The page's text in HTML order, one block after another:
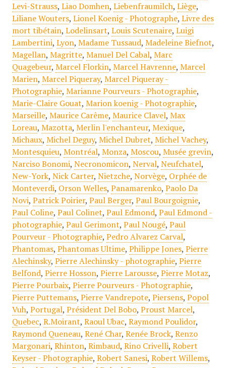
Levi-Strauss, Liao Domhen, Liebenfraumilch, Liège,
Liliane Wouters, Lionel Koenig - Photographe, Livre des
mort tibétain, Lodelinsart, Louis Scutenaire, Luigi
Lambertini, Lyon, Madame Tussaud, Madeleine Biefnot,
Magellan, Magritte, Manuel Del Cabal, Marc
Quagebeur, Marcel Florkin, Marcel Havrenne, Marcel
Marien, Marcel Piqueray, Marcel Piqueray -
Photographie, Marianne Pourveurs - Photographie,
Marie-Claire Gouat, Marion koenig - Photographie,
Marseille, Maurice Carême, Maurice Clavel, Max
Loreau, Mazotta, Merlin l'enchanteur, Mexique,
Michaux, Michel Deguy, Michel Dubret, Michel Vachey,
Montesquieu, Montréal, Monza, Moscou, Musée grevin,
Narciso Bonomi, Necronomicon, Nerval, Neufchatel,
New-York, Nick Carter, Nietzche, Norvège, Orphée de
Monteverdi, Orson Welles, Panamarenko, Paolo Da
Novi, Patrick Poirier, Paul Berger, Paul Bourgoignie,
Paul Coline, Paul Colinet, Paul Edmond, Paul Edmond -
photographie, Paul Gerimont, Paul Nougé, Paul
Pourveur - Photographie, Pedro Alvarez Carval,
Phantomas, Phantomas Ultime, Philippe Jones, Pierre
Alechinsky, Pierre Alechinsky - photographie, Pierre
Belfond, Pierre Hosson, Pierre Larousse, Pierre Motaz,
Pierre Pourbaix, Pierre Pourveurs - Photographie,
Pierre Puttemans, Pierre Vandrepote, Piersens, Popol
Vuh, Portugal, Président Del Bobo, Proust Marcel,
Quebec, R.Moirant, Raoul Ubac, Raymond Poulidor,
Raymond Queneau, René Char, Renée Brock, Renzo
Margonari, Rhinton, Rimbaud, Rino Crivelli, Robert
Keyser - Photographie, Robert Sanesi, Robert Willems,